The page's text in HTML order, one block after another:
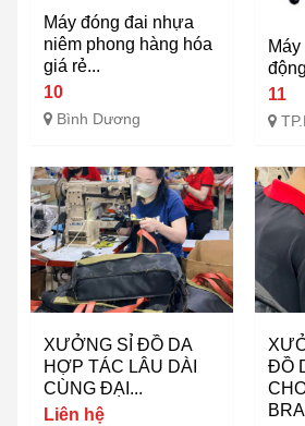
Máy đóng đai nhựa
niêm phong hàng hóa
giá rẻ...
10
Bình Dương
11
XƯỞNG SỈ ĐỒ DA
HỢP TÁC LÂU DÀI
CÙNG ĐẠI...
Liên hệ
ĐỒ